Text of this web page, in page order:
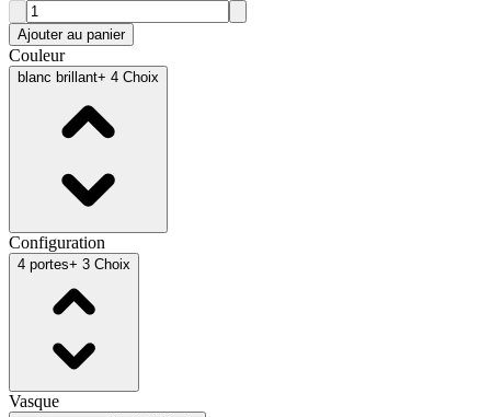
Ajouter au panier
Couleur
blanc brillant+ 4 Choix
Configuration
4 portes+ 3 Choix
Vasque